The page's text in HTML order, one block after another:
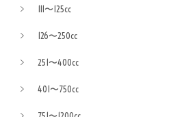
111〜125cc
126〜250cc
251〜400cc
401〜750cc